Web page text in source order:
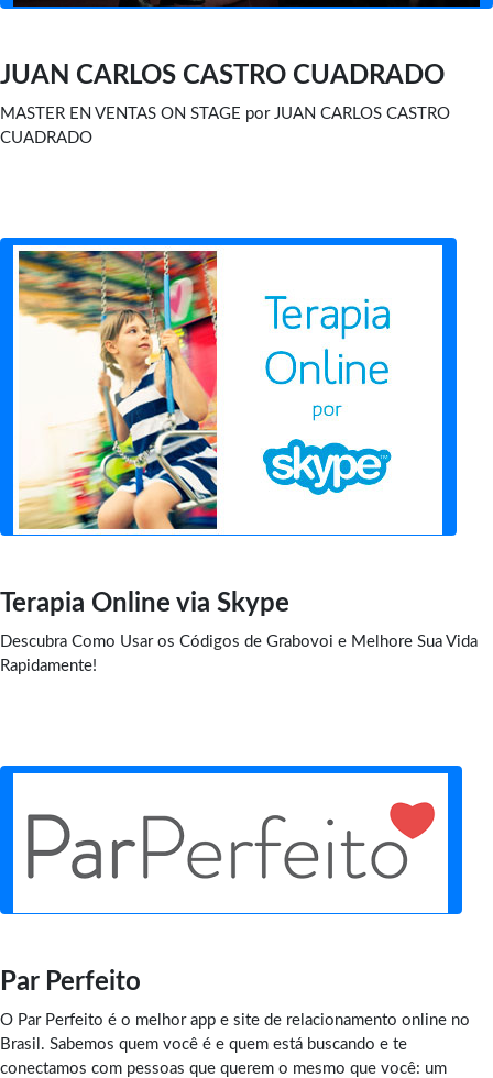
JUAN CARLOS CASTRO CUADRADO
MASTER EN VENTAS ON STAGE por JUAN CARLOS CASTRO
CUADRADO
Terapia Online via Skype
Descubra Como Usar os Códigos de Grabovoi e Melhore Sua Vida
Rapidamente!
Par Perfeito
O Par Perfeito é o melhor app e site de relacionamento online no
Brasil. Sabemos quem você é e quem está buscando e te
conectamos com pessoas que querem o mesmo que você: um